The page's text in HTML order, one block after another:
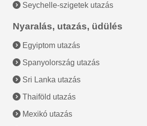
Seychelle-szigetek utazás
Nyaralás, utazás, üdülés
Egyiptom utazás
Spanyolország utazás
Sri Lanka utazás
Thaiföld utazás
Mexikó utazás